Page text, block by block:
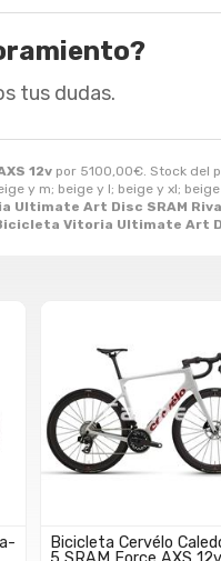
12v por 5100,00€. Stock del
y m; beige y l; beige y xl;
Ultimate Art Disc SRAM Rival
Vitoria Ultimate Art
tus dudas.
Bicicleta Cervélo